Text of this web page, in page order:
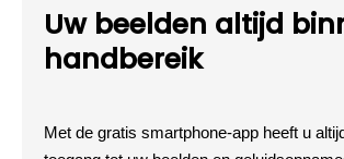
Uw beelden altijd
handbereik
Met de gratis smartphone-app heeft u